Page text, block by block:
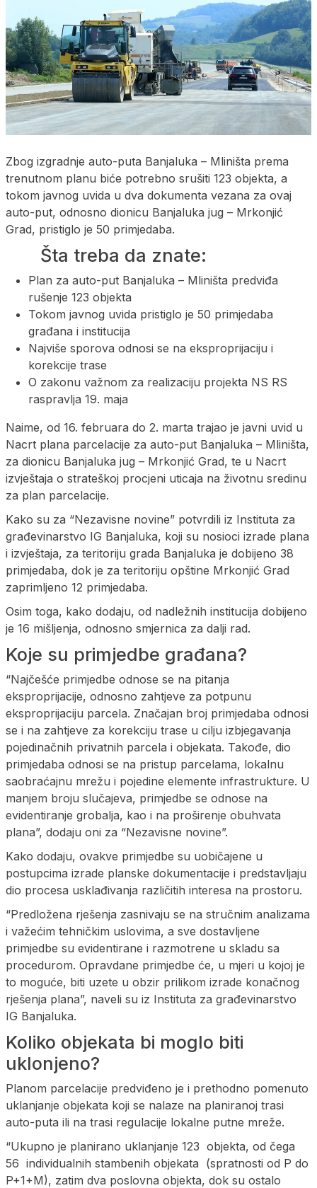
Zbog izgradnje auto-puta Banjaluka – Mliništa prema
trenutnom planu biće potrebno srušiti 123 objekta, a
tokom javnog uvida u dva dokumenta vezana za ovaj
auto-put, odnosno dionicu Banjaluka jug – Mrkonjić
Grad, pristiglo je 50 primjedaba.
Šta treba da znate:
Plan za auto-put Banjaluka – Mliništa predviđa
rušenje 123 objekta
Tokom javnog uvida pristiglo je 50 primjedaba
građana i institucija
Najviše sporova odnosi se na eksproprijaciju i
korekcije trase
O zakonu važnom za realizaciju projekta NS RS
raspravlja 19. maja
Naime, od 16. februara do 2. marta trajao je javni uvid u
Nacrt plana parcelacije za auto-put Banjaluka – Mliništa,
za dionicu Banjaluka jug – Mrkonjić Grad, te u Nacrt
izvještaja o strateškoj procjeni uticaja na životnu sredinu
za plan parcelacije.
Kako su za “Nezavisne novine” potvrdili iz Instituta za
građevinarstvo IG Banjaluka, koji su nosioci izrade plana
i izvještaja, za teritoriju grada Banjaluka je dobijeno 38
primjedaba, dok je za teritoriju opštine Mrkonjić Grad
zaprimljeno 12 primjedaba.
Osim toga, kako dodaju, od nadležnih institucija dobijeno
je 16 mišljenja, odnosno smjernica za dalji rad.
Koje su primjedbe građana?
“Najčešće primjedbe odnose se na pitanja
eksproprijacije, odnosno zahtjeve za potpunu
eksproprijaciju parcela. Značajan broj primjedaba odnosi
se i na zahtjeve za korekciju trase u cilju izbjegavanja
pojedinačnih privatnih parcela i objekata. Takođe, dio
primjedaba odnosi se na pristup parcelama, lokalnu
saobraćajnu mrežu i pojedine elemente infrastrukture. U
manjem broju slučajeva, primjedbe se odnose na
evidentiranje grobalja, kao i na proširenje obuhvata
plana”, dodaju oni za “Nezavisne novine”.
Kako dodaju, ovakve primjedbe su uobičajene u
postupcima izrade planske dokumentacije i predstavljaju
dio procesa usklađivanja različitih interesa na prostoru.
“Predložena rješenja zasnivaju se na stručnim analizama
i važećim tehničkim uslovima, a sve dostavljene
primjedbe su evidentirane i razmotrene u skladu sa
procedurom. Opravdane primjedbe će, u mjeri u kojoj je
to moguće, biti uzete u obzir prilikom izrade konačnog
rješenja plana”, naveli su iz Instituta za građevinarstvo
IG Banjaluka.
Koliko objekata bi moglo biti
uklonjeno?
Planom parcelacije predviđeno je i prethodno pomenuto
uklanjanje objekata koji se nalaze na planiranoj trasi
auto-puta ili na trasi regulacije lokalne putne mreže.
“Ukupno je planirano uklanjanje 123 objekta, od čega
56 individualnih stambenih objekata (spratnosti od P do
P+1+M), zatim dva poslovna objekta, dok su ostalo